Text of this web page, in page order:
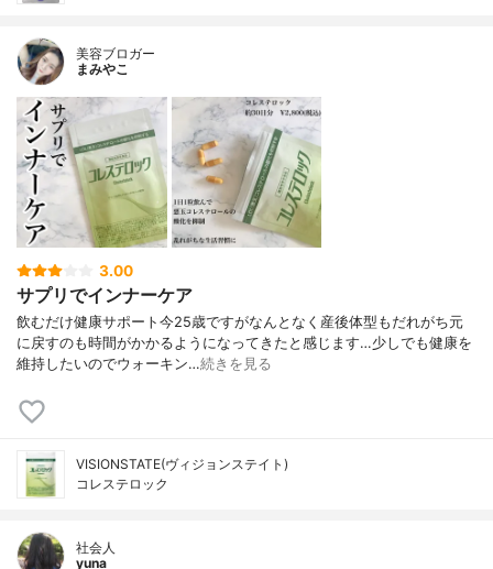
美容ブロガー
まみやこ
3.00
サプリでインナーケア
飲むだけ健康サポート⁡⁡今25歳ですがなんとなく産後体型もだれがち元
に戻すのも時間がかかるようになってきたと感じます…⁡⁡少しでも健康を
維持したいのでウォーキン…続きを見る
VISIONSTATE(ヴィジョンステイト)
コレステロック
社会人
yuna